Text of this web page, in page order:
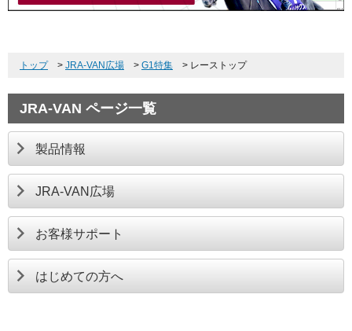
トップ> JRA-VAN広場 > G1特集 > レーストップ
JRA-VAN ページ一覧
製品情報
JRA-VAN広場
お客様サポート
はじめての方へ